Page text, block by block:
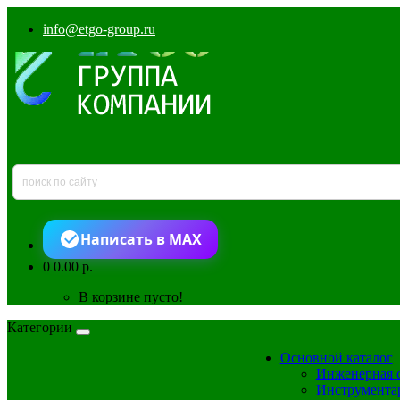
info@etgo-group.ru
Написать в MAX
00.00 р.
В корзине пусто!
Категории
Основной каталог
Инженерная